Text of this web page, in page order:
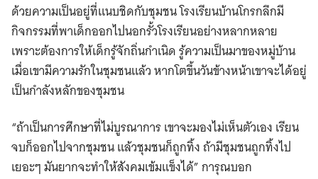
ด้วยความเป็นอยู่ที่แนบชิดกับชุมชน โรงเรียนบ้านโกรกลึกมี
กิจกรรมที่พาเด็กออกไปนอกรั้วโรงเรียนอย่างหลากหลาย
เพราะต้องการให้เด็กรู้จักถิ่นกำเนิด รู้ความเป็นมาของหมู่บ้าน
เมื่อเขามีความรักในชุมชนแล้ว หากโตขึ้นวันข้างหน้าเขาจะได้อยู่
เป็นกำลังหลักของชุมชน
“ถ้าเป็นการศึกษาที่ไม่บูรณาการ เขาจะมองไม่เห็นตัวเอง เรียน
จบก็ออกไปจากชุมชน แล้วชุมชนก็ถูกทิ้ง ถ้ามีชุมชนถูกทิ้งไป
เยอะๆ มันยากจะทำให้สังคมเข้มแข็งได้” การุณบอก